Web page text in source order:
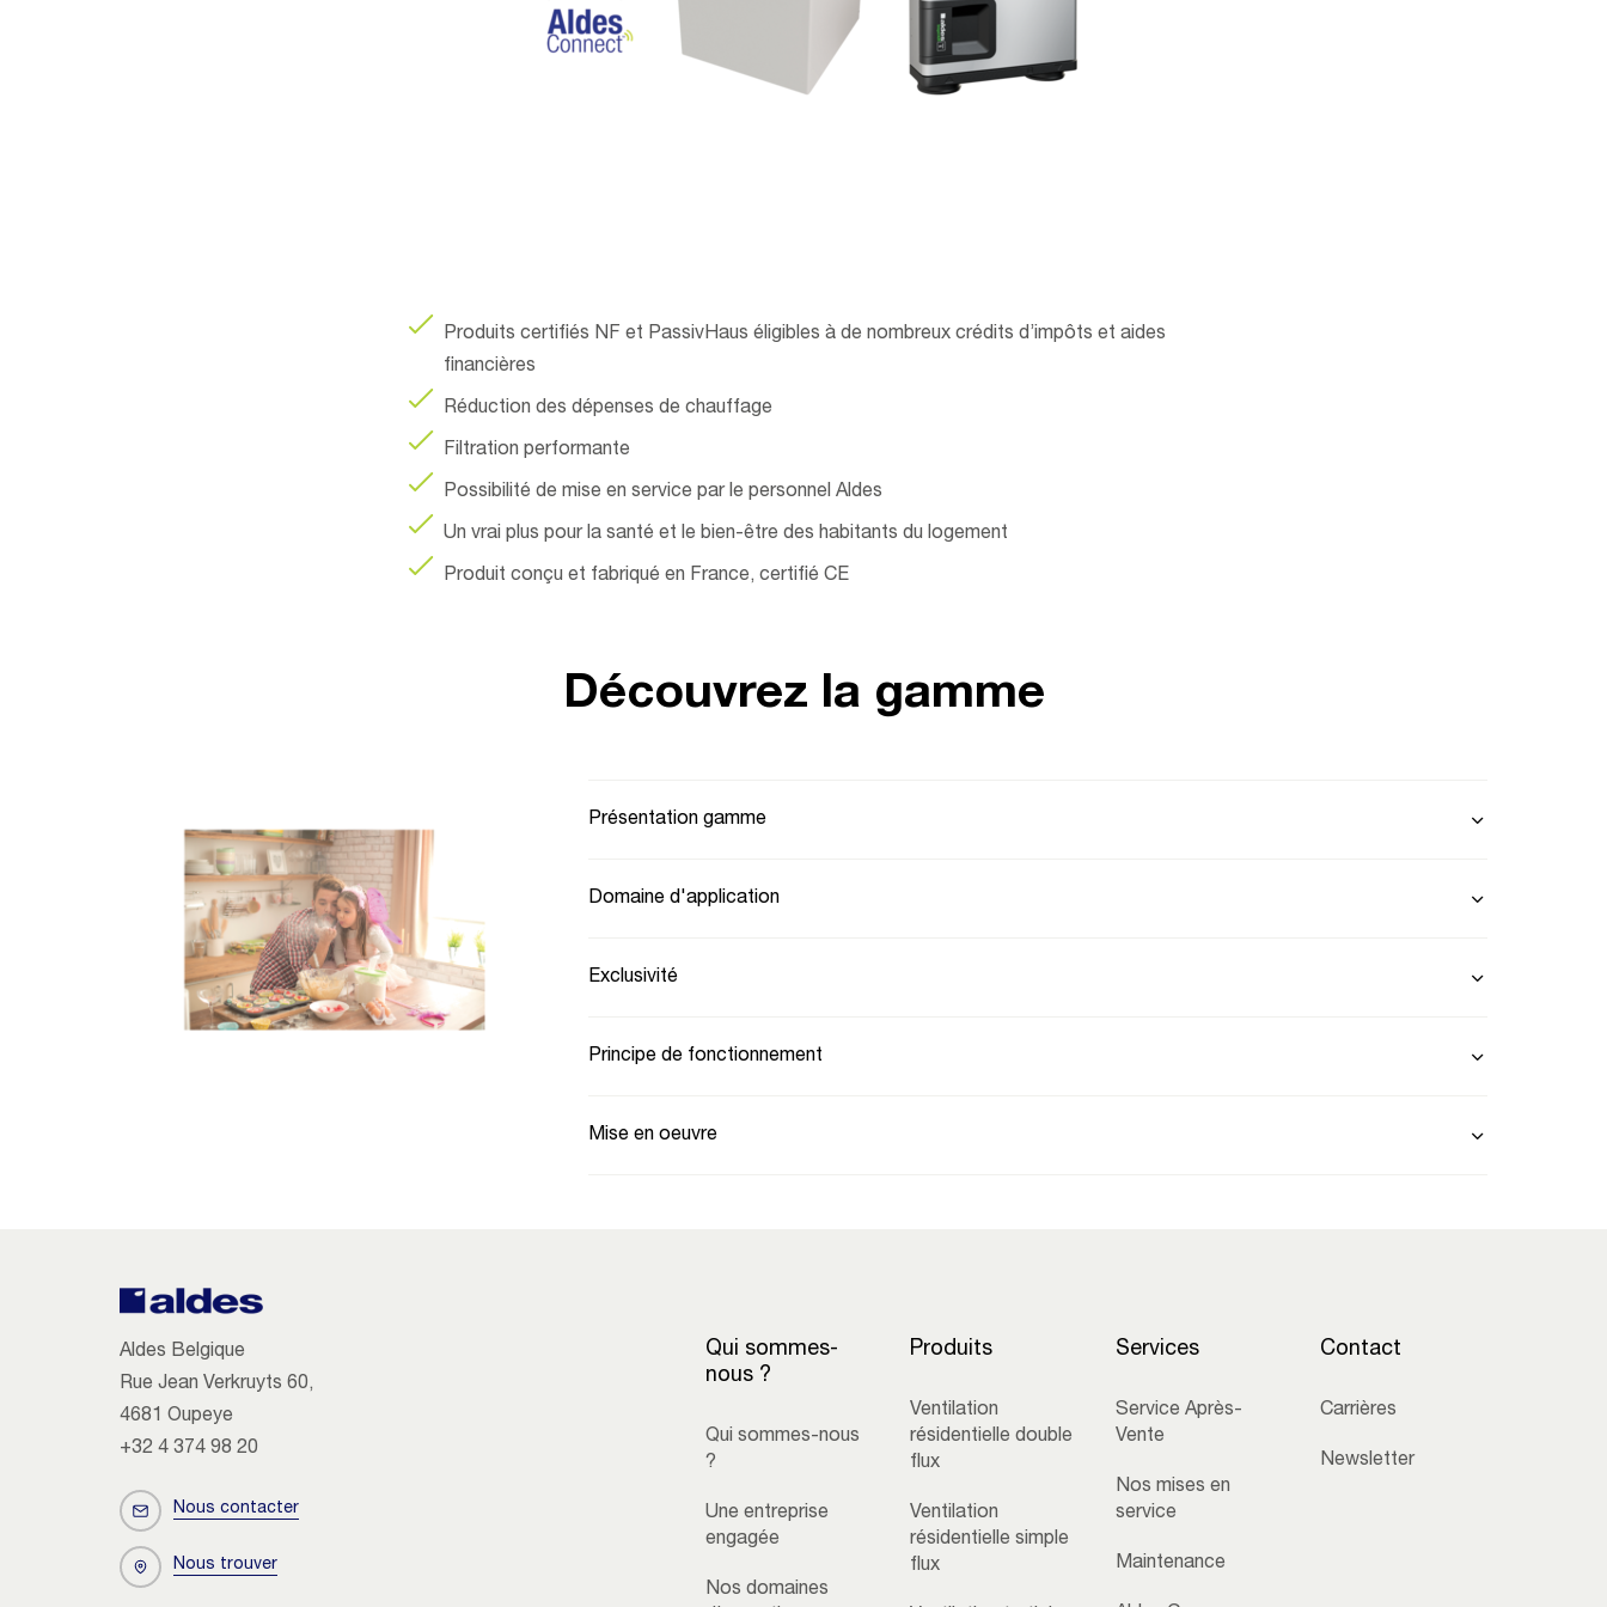
Produits certifiés NF et PassivHaus éligibles à de nombreux crédits d’impôts et aides
financières
Réduction des dépenses de chauffage
Filtration performante
Possibilité de mise en service par le personnel Aldes
Un vrai plus pour la santé et le bien-être des habitants du logement
Produit conçu et fabriqué en France, certifié CE
Découvrez la gamme
Présentation gamme
Domaine d'application
Exclusivité
Principe de fonctionnement
Mise en oeuvre
Aldes Belgique
Rue Jean Verkruyts 60,
4681 Oupeye
+32 4 374 98 20
Nous contacter
Nous trouver
Qui sommes-
nous ?
Qui sommes-nous
?
Une entreprise
engagée
Nos domaines
Produits
Ventilation
résidentielle double
flux
Ventilation
résidentielle simple
flux
Services
Service Après-
Vente
Nos mises en
service
Maintenance
Contact
Carrières
Newsletter